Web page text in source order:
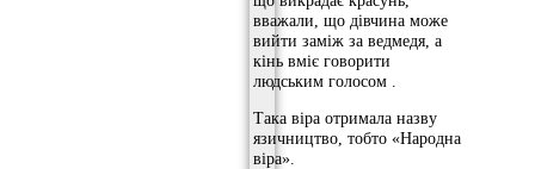
вважали, що дівчина може
вийти заміж за ведмедя, а
кінь вміє говорити
людським голосом .
Така віра отримала назву
язичництво, тобто «Народна
віра».